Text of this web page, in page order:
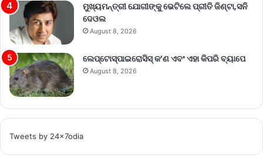
ମୁଖ୍ୟମନ୍ତ୍ରୀ ଯୋଗୀଙ୍କୁ ଭେଟିଲେ ପ୍ରୀତି ଜିଣ୍ଟା,ସନି
ଦେଓଲ
August 8, 2026
ଲେପ୍ଟୋସ୍ପାଇରୋସିସ୍ କ’ଣ ଏବଂ ଏହା କିପରି ବ୍ୟାପେ
August 8, 2026
Tweets by 24x7odia